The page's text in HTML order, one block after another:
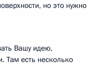
но это нужно
Вашу идею,
Там есть несколько